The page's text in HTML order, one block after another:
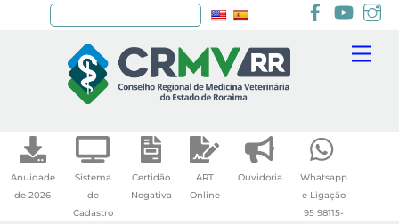
Anuidade
de 2026
Sistema
de
Cadastro
Certidão
Negativa
ART
Online
Ouvidoria
Whatsapp
e Ligação
95 98115-